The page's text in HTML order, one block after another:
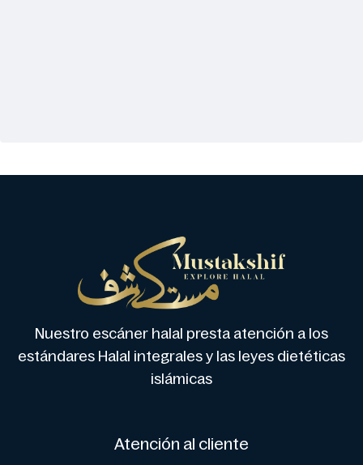
Nuestro escáner halal presta atención a los
estándares Halal integrales y las leyes dietéticas
islámicas
Atención al cliente